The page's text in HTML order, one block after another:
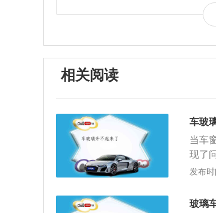
相关阅读
车玻
当车
现了
损等
因为
发布
玻璃